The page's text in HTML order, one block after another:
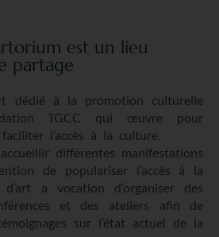
est un lieu
partage
dédié à la promotion culturelle
TGCC qui œuvre pour
l’accès à la culture.
différentes manifestations
de populariser l’accès à la
a vocation d’organiser des
et des ateliers afin de
sur l’état actuel de la